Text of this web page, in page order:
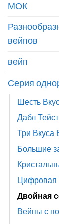
МОК
вейпов
вейп
Серия
Шесть
Дабл
Три Вкуса
Большие
Цифровая
Двойная
Вейпы с